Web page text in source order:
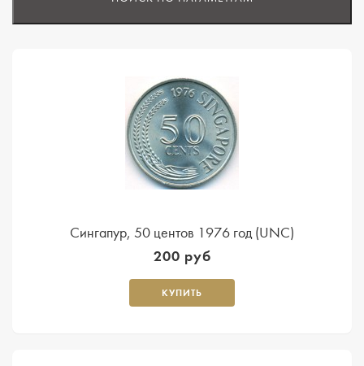
Сингапур, 50 центов 1976 год (UNC)
200 руб
КУПИТЬ